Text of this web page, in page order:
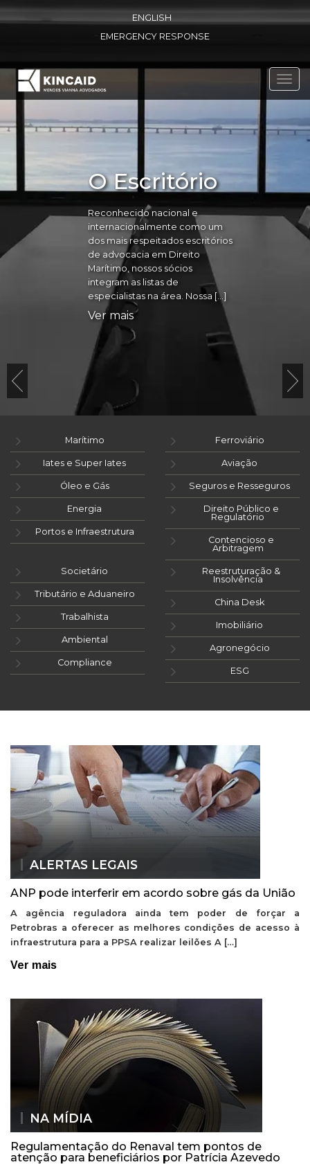
ENGLISH
EMERGENCY RESPONSE
O Escritório
Reconhecido nacional e
internacionalmente como um
dos mais respeitados escritórios
de advocacia em Direito
Marítimo, nossos sócios
integram as listas de
especialistas na área. Nossa […]
Ver mais
Marítimo
Iates e Super Iates
Óleo e Gás
Energia
Portos e Infraestrutura
Ferroviário
Aviação
Seguros e Resseguros
Direito Público e
Regulatório
Contencioso e
Arbitragem
Societário
Tributário e Aduaneiro
Trabalhista
Ambiental
Compliance
Reestruturação &
Insolvência
China Desk
Imobiliário
Agronegócio
ESG
ALERTAS LEGAIS
ANP pode interferir em acordo sobre gás da União
A agência reguladora ainda tem poder de forçar a
Petrobras a oferecer as melhores condições de acesso à
infraestrutura para a PPSA realizar leilões A […]
Ver mais
NA MÍDIA
Regulamentação do Renaval tem pontos de
atenção para beneficiários por Patrícia Azevedo